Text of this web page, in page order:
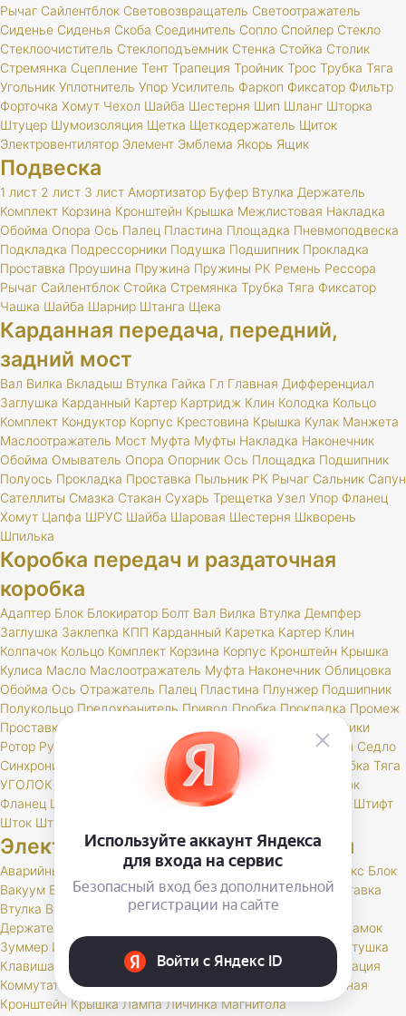
Рычаг Сайлентблок Световозвращатель Светоотражатель
Сиденье Сиденья Скоба Соединитель Сопло Спойлер Стекло
Стеклоочиститель Стеклоподъемник Стенка Стойка Столик
Стремянка Сцепление Тент Трапеция Тройник Трос Трубка Тяга
Угольник Уплотнитель Упор Усилитель Фаркоп Фиксатор Фильтр
Форточка Хомут Чехол Шайба Шестерня Шип Шланг Шторка
Штуцер Шумоизоляция Щетка Щеткодержатель Щиток
Электровентилятор Элемент Эмблема Якорь Ящик
Подвеска
1 лист 2 лист 3 лист Амортизатор Буфер Втулка Держатель
Комплект Корзина Кронштейн Крышка Межлистовая Накладка
Обойма Опора Ось Палец Пластина Площадка Пневмоподвеска
Подкладка Подрессорники Подушка Подшипник Прокладка
Проставка Проушина Пружина Пружины РК Ремень Рессора
Рычаг Сайлентблок Стойка Стремянка Трубка Тяга Фиксатор
Чашка Шайба Шарнир Штанга Щека
Карданная передача, передний,
задний мост
Вал Вилка Вкладыш Втулка Гайка Гл Главная Дифференциал
Заглушка Карданный Картер Картридж Клин Колодка Кольцо
Комплект Кондуктор Корпус Крестовина Крышка Кулак Манжета
Маслоотражатель Мост Муфта Муфты Накладка Наконечник
Обойма Омыватель Опора Опорник Ось Площадка Подшипник
Полуось Прокладка Проставка Пыльник РК Рычаг Сальник Сапун
Сателлиты Смазка Стакан Сухарь Трещетка Узел Упор Фланец
Хомут Цапфа ШРУС Шайба Шаровая Шестерня Шкворень
Шпилька
Коробка передач и раздаточная
коробка
Адаптер Блок Блокиратор Болт Вал Вилка Втулка Демпфер
Заглушка Заклепка КПП Карданный Каретка Картер Клин
Колпачок Кольцо Комплект Корзина Корпус Кронштейн Крышка
Кулиса Масло Маслоотражатель Муфта Наконечник Облицовка
Обойма Ось Отражатель Палец Пластина Плунжер Подшипник
Полукольцо Предохранитель Привод Пробка Прокладка Промеж
Проставка
Ролики
Ротор Рукоятка Рычаг Сальник Сапун Седло
Синхронизатор
Стопор Ступица Трубка Тяга
УГОЛОК
Уплотнитель Фильтр
Флажок
Фланец Цепь Шестерни
Штифт
Шток Штуцер
Электрооборудование и приборы
Аварийный Амперметр Антенна Антенный Бегунок Бендикс Блок
Вакуум Валик Вариатор Вентилятор Вилка Вольтметр Вставка
Втулка Выключатель Генератор Гидрокорректор
Держатель
Замок
Зуммер Иммобилайзер Карта
Катушка
Клавиша
Клемма Кнопка Колодка Кольцо
Комбинация
Коммутатор Комплект Компрессор Конденсатор Контактная
Кронштейн Крышка Лампа Личинка Магнитола